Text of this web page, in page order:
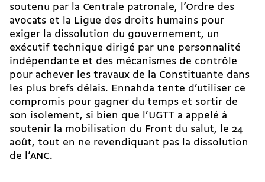
soutenu par la Centrale patronale, l’Ordre des
avocats et la Ligue des droits humains pour
exiger la dissolution du gouvernement, un
exécutif technique dirigé par une personnalité
indépendante et des mécanismes de contrôle
pour achever les travaux de la Constituante dans
les plus brefs délais. Ennahda tente d’utiliser ce
compromis pour gagner du temps et sortir de
son isolement, si bien que l’UGTT a appelé à
soutenir la mobilisation du Front du salut, le 24
août, tout en ne revendiquant pas la dissolution
de l’ANC.